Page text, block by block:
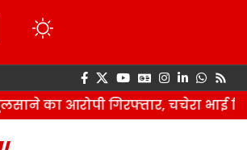
का आरोपी गिरफ्तार, चचेरा भाई